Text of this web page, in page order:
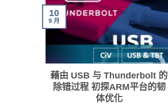
藉由 USB 与 Thunderbolt 的
除错过程 初探ARM平台的韧
体优化
10
9 月